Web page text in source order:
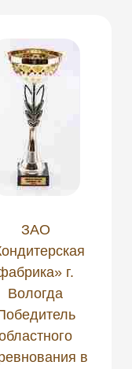
ЗАО
г.
Вологда
в